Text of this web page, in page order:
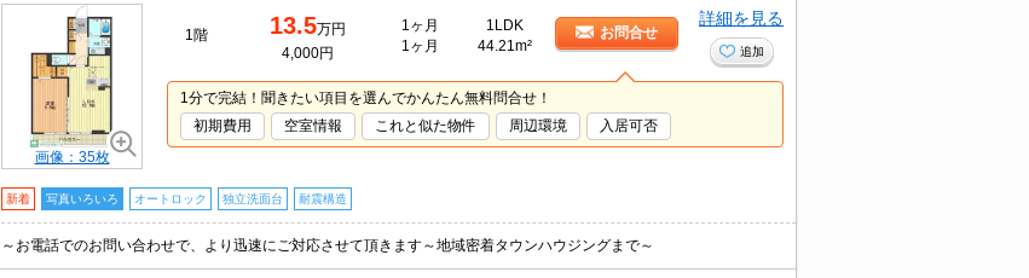
画像：35枚
1階 13.5万円
4,000円
1ヶ月
1ヶ月
1LDK
44.21m²
お問合せ
詳細を見る
追加
1分で完結！聞きたい項目を選んでかんたん無料問合せ！
初期費用
空室情報 これと似た物件 周辺環境 入居可否
新着 写真いろいろ オートロック 独立洗面台 耐震構造
～お電話でのお問い合わせで、より迅速にご対応させて頂きます～地域密着タウンハウジングまで～